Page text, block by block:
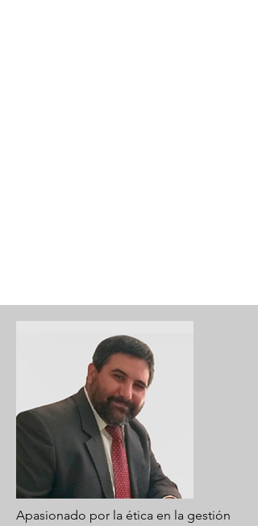
Apasionado por la ética en la gestión